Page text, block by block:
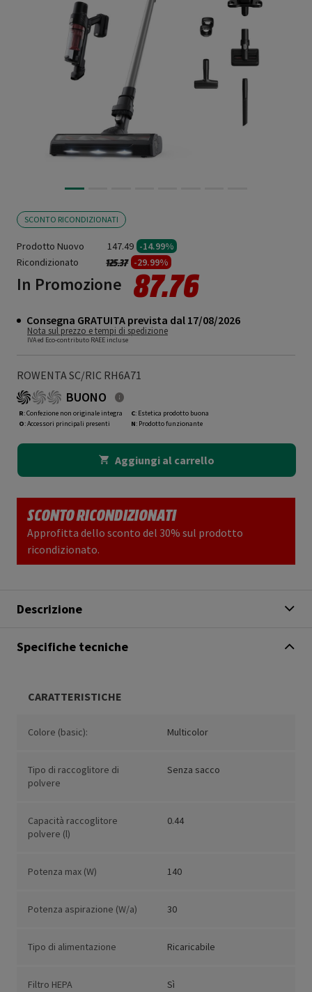
SCONTO RICONDIZIONATI
Prodotto Nuovo 147.49 -14.99%
Ricondizionato
Prezzo ridotto da
125.37a -29.99%
In Promozione 87.76
Consegna GRATUITA prevista dal 17/08/2026
Nota sul prezzo e tempi di spedizione
IVA ed Eco-contributo RAEE incluse
ROWENTA SC/RIC RH6A71
BUONO
R: Confezione non originale integra
O: Accessori principali presenti
C: Estetica prodotto buona
N: Prodotto funzionante
Aggiungi al carrello
SCONTO RICONDIZIONATI
Approfitta dello sconto del 30% sul prodotto
ricondizionato.
Descrizione
Specifiche tecniche
CARATTERISTICHE
Colore (basic): Multicolor
Tipo di raccoglitore di
polvere
Senza sacco
Capacità raccoglitore
polvere (l)
0.44
Potenza max (W) 140
Potenza aspirazione (W/a) 30
Tipo di alimentazione Ricaricabile
Filtro HEPA Sì